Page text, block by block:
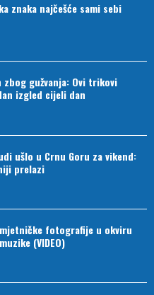
znaka najčešće sami sebi
zbog gužvanja: Ovi trikovi
izgled cijeli dan
ušlo u Crnu Goru za vikend:
prelazi
fotografije u okviru
(VIDEO)